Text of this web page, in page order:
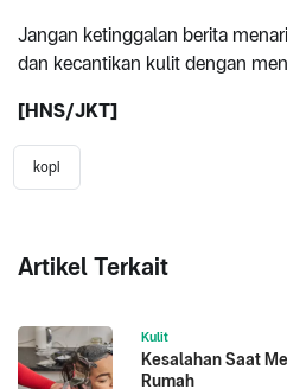
Jangan ketinggalan berita
dan kecantikan kulit dengan
[HNS/JKT]
kopi
Artikel Terkait
Kulit
Kesalahan Saat
Rumah